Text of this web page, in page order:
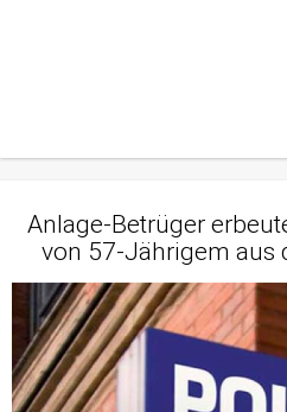
Anlage-Betrüger
von 57-Jährigem aus